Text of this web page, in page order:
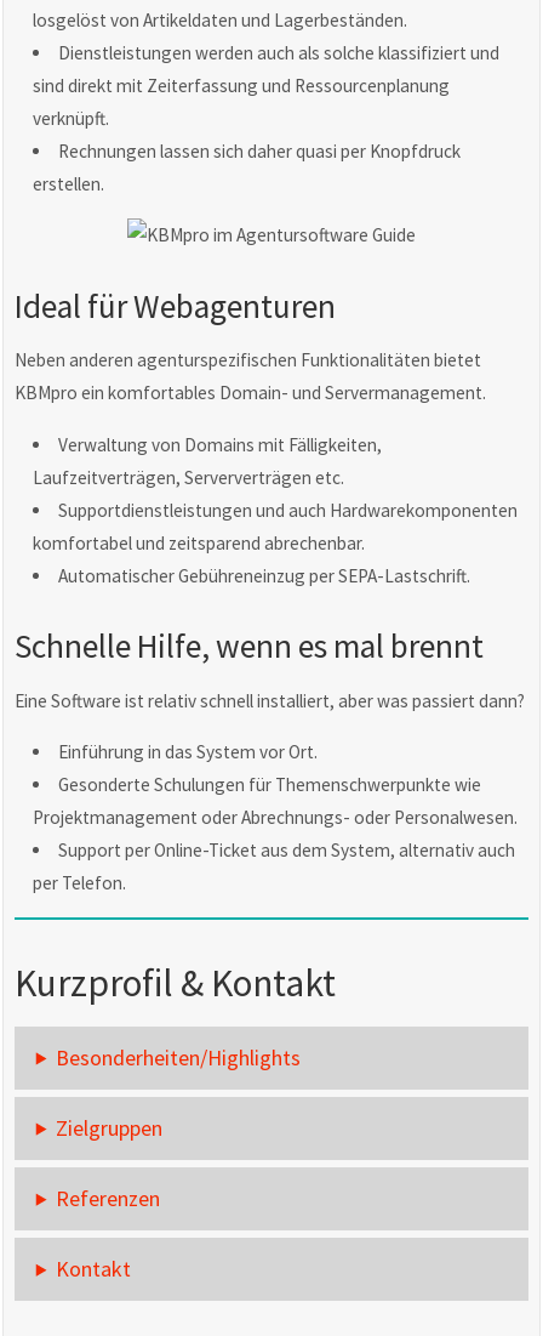
losgelöst von Artikeldaten und Lagerbeständen.
Dienstleistungen werden auch als solche klassifiziert und
sind direkt mit Zeiterfassung und Ressourcenplanung
verknüpft.
Rechnungen lassen sich daher quasi per Knopfdruck
erstellen.
Ideal für Webagenturen
Neben anderen agenturspezifischen Funktionalitäten bietet
KBMpro ein komfortables Domain- und Servermanagement.
Verwaltung von Domains mit Fälligkeiten,
Laufzeitverträgen, Serververträgen etc.
Supportdienstleistungen und auch Hardwarekomponenten
komfortabel und zeitsparend abrechenbar.
Automatischer Gebühreneinzug per SEPA-Lastschrift.
Schnelle Hilfe, wenn es mal brennt
Eine Software ist relativ schnell installiert, aber was passiert dann?
Einführung in das System vor Ort.
Gesonderte Schulungen für Themenschwerpunkte wie
Projektmanagement oder Abrechnungs- oder Personalwesen.
Support per Online-Ticket aus dem System, alternativ auch
per Telefon.
Kurzprofil & Kontakt
Besonderheiten/Highlights
Zielgruppen
Referenzen
Kontakt